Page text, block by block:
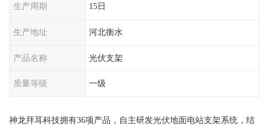
生产周期 15日
生产地址 河北衡水
产品名称 光伏支架
质量等级 一级
神龙拜耳科技拥有36项产品，自主研发光伏地面电站支架系统，结